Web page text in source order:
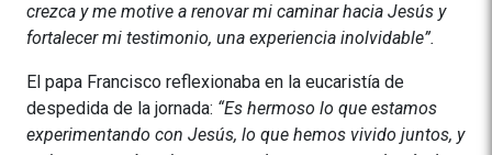
crezca y me motive a renovar mi caminar hacia Jesús y
fortalecer mi testimonio, una experiencia inolvidable”.
El papa Francisco reflexionaba en la eucaristía de
despedida de la jornada: “Es hermoso lo que estamos
experimentando con Jesús, lo que hemos vivido juntos, y